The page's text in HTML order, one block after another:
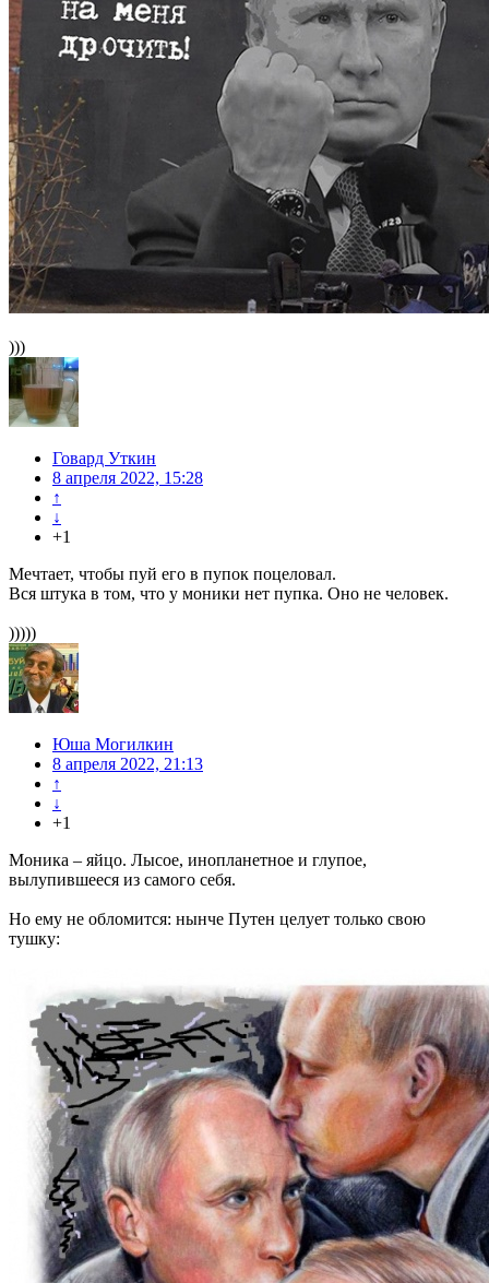
)))
Говард Уткин
8 апреля 2022, 15:28
↑
↓
+1
Мечтает, чтобы пуй его в пупок поцеловал.
Вся штука в том, что у моники нет пупка. Оно не человек.
)))))
Юша Могилкин
8 апреля 2022, 21:13
↑
↓
+1
Моника – яйцо. Лысое, инопланетное и глупое,
вылупившееся из самого себя.
Но ему не обломится: нынче Путен целует только свою
тушку: